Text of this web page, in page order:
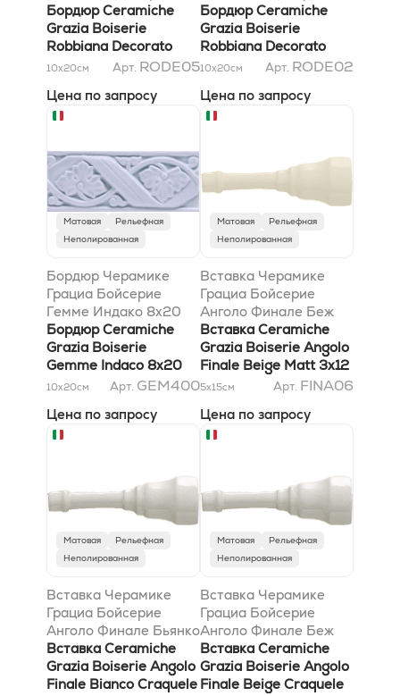
Бьянко Кракеле 8x20
Бордюр Ceramiche
Grazia Boiserie
Robbiana Decorato
Bianco Craquele 8x20
10x20см Арт. RODE05
Цена по запросу
Беж Кракеле 8x20
Бордюр Ceramiche
Grazia Boiserie
Robbiana Decorato
Beige Craquele 8x20
10x20см Арт. RODE02
Цена по запросу
Матовая
Рельефная
Неполированная
Бордюр Черамике
Грациа Бойсерие
Гемме Индако 8x20
Бордюр Ceramiche
Grazia Boiserie
Gemme Indaco 8x20
10x20см Арт. GEM400
Цена по запросу
Матовая
Рельефная
Неполированная
Вставка Черамике
Грациа Бойсерие
Анголо Финале Беж
Матт 3x12
Вставка Ceramiche
Grazia Boiserie Angolo
Finale Beige Matt 3x12
5x15см Арт. FINA06
Цена по запросу
Матовая
Рельефная
Неполированная
Вставка Черамике
Грациа Бойсерие
Анголо Финале Бьянко
Кракеле 3x12
Вставка Ceramiche
Grazia Boiserie Angolo
Finale Bianco Craquele
Матовая
Рельефная
Неполированная
Вставка Черамике
Грациа Бойсерие
Анголо Финале Беж
Кракеле 3x12
Вставка Ceramiche
Grazia Boiserie Angolo
Finale Beige Craquele